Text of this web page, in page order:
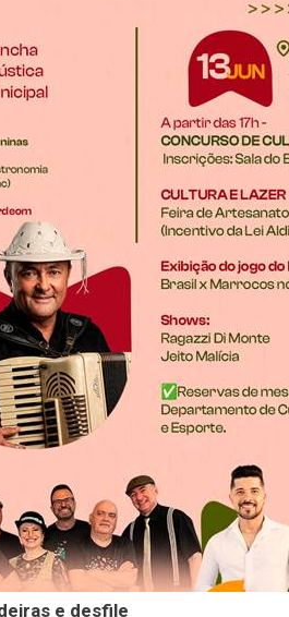
e desfile